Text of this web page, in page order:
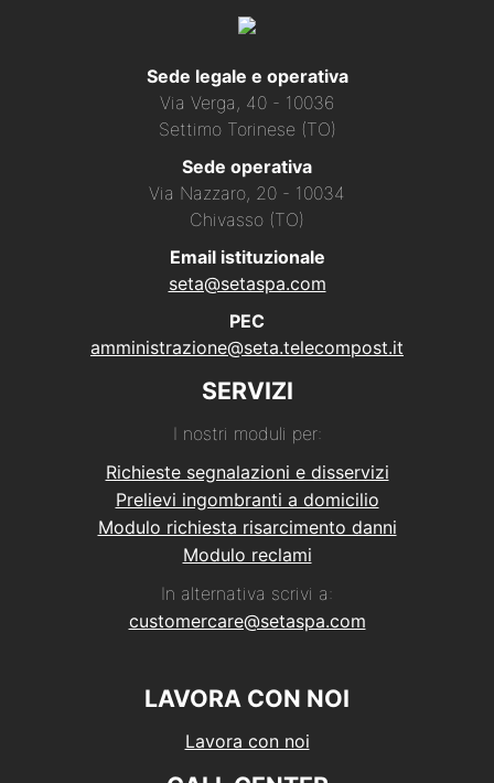
Sede legale e operativa
Via Verga, 40 - 10036
Settimo Torinese (TO)
Sede operativa
Via Nazzaro, 20 - 10034
Chivasso (TO)
Email istituzionale
seta@setaspa.com
PEC
amministrazione@seta.telecompost.it
SERVIZI
I nostri moduli per:
Richieste segnalazioni e disservizi
Prelievi ingombranti a domicilio
Modulo richiesta risarcimento danni
Modulo reclami
In alternativa scrivi a:
customercare@setaspa.com
LAVORA CON NOI
Lavora con noi